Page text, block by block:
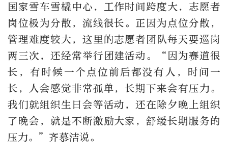
国家雪车雪橇中心，工作时间跨度大，志愿者
岗位极为分散，流线很长。正因为点位分散，
管理难度较大，这里的志愿者团队每天要巡岗
两三次，还经常举行团建活动。“因为赛道很
长，有时候一个点位前后都没有人，时间一
长，人会感觉非常孤单，长期下来会有压力。
我们就组织生日会等活动，还在除夕晚上组织
了晚会，就是不断激励大家，舒缓长期服务的
压力。”齐慕洁说。